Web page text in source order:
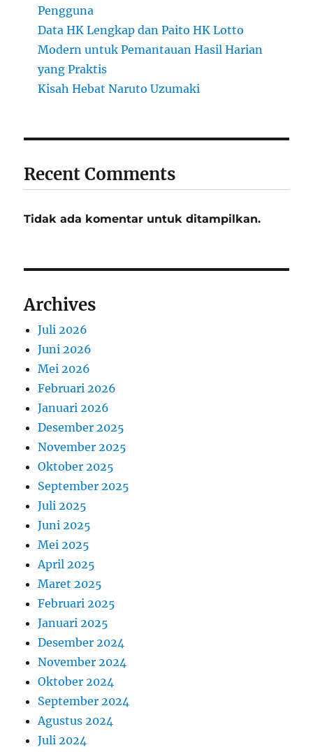
Pengguna
Data HK Lengkap dan Paito HK Lotto
Modern untuk Pemantauan Hasil Harian
yang Praktis
Kisah Hebat Naruto Uzumaki
Recent Comments
Tidak ada komentar untuk ditampilkan.
Archives
Juli 2026
Juni 2026
Mei 2026
Februari 2026
Januari 2026
Desember 2025
November 2025
Oktober 2025
September 2025
Juli 2025
Juni 2025
Mei 2025
April 2025
Maret 2025
Februari 2025
Januari 2025
Desember 2024
November 2024
Oktober 2024
September 2024
Agustus 2024
Juli 2024